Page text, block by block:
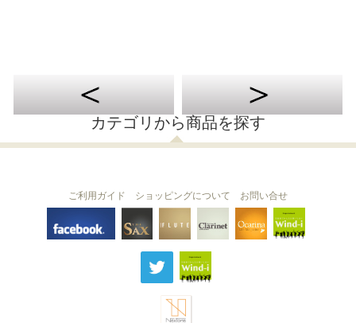
カテゴリから商品を探す
THE SAX The Clarinet
Ocarina
ご利用ガイド ショッピングについて お問い合せ